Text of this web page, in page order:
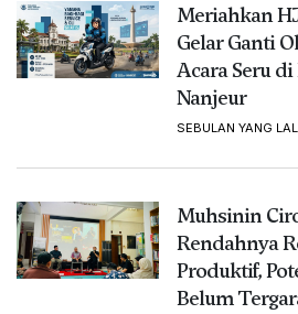
Meriahkan
Gelar Ganti
Acara Seru
Nanjeur
SEBULAN YANG
Muhsinin
Rendahnya
Produktif,
Belum